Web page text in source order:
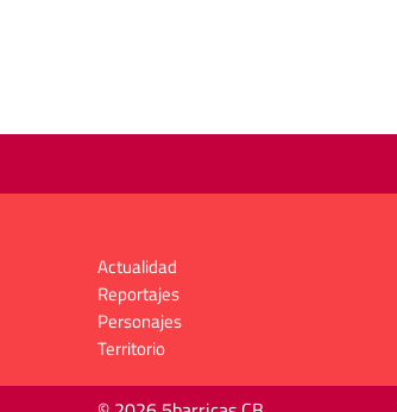
Actualidad
Reportajes
Personajes
Territorio